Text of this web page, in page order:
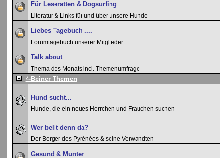
Für Leseratten & Dogsurfing
Literatur & Links für und über unsere Hunde
Liebes Tagebuch ....
Forumtagebuch unserer Mitglieder
Talk about
Thema des Monats incl. Themenumfrage
4-Beiner Themen
Hund sucht...
Hunde, die ein neues Herrchen und Frauchen suchen
Wer bellt denn da?
Der Berger des Pyrènèes & seine Verwandten
Gesund & Munter